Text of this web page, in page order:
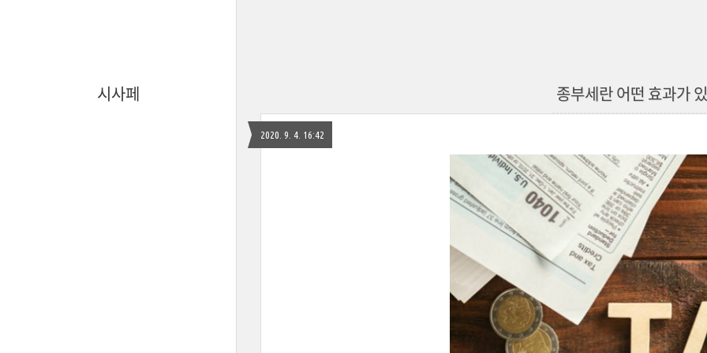
시사페 종부세란 어떤 효과가
2020. 9. 4. 16:42